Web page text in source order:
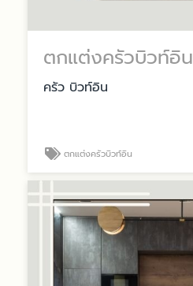
ตกแต่งครัวบิวท์อิน
ครัว บิวท์อิน
ตกแต่งครัวบิวท์อิน